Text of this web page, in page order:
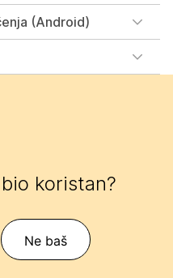
(Android)
koristan?
Ne baš